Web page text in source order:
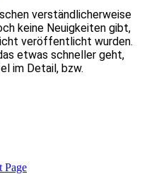
verständlicherweise
keine Neuigkeiten gibt,
veröffentlicht wurden.
etwas schneller geht,
im Detail, bzw.
Page